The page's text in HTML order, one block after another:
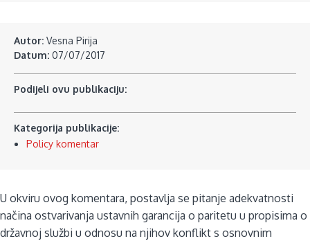
Autor: Vesna Pirija
Datum: 07/07/2017
Podijeli ovu publikaciju:
Kategorija publikacije:
Policy komentar
U okviru ovog komentara, postavlja se pitanje adekvatnosti
načina ostvarivanja ustavnih garancija o paritetu u propisima o
državnoj službi u odnosu na njihov konflikt s osnovnim